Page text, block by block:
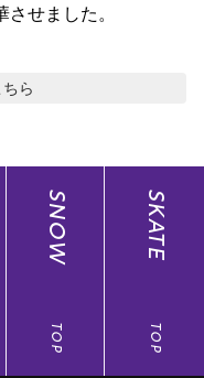
せました。
ら
SNOW
TOP
SKATE
TOP